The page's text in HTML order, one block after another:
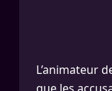
L’animateur